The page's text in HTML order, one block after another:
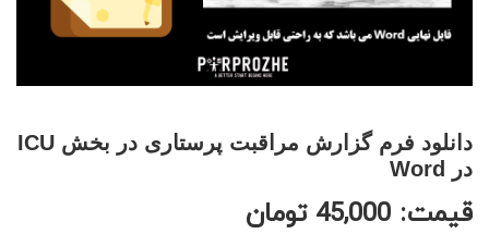
دانلود فرم گزارش مراقبت پرستاری در بخش ICU
در Word
قیمت: 45,000 تومان